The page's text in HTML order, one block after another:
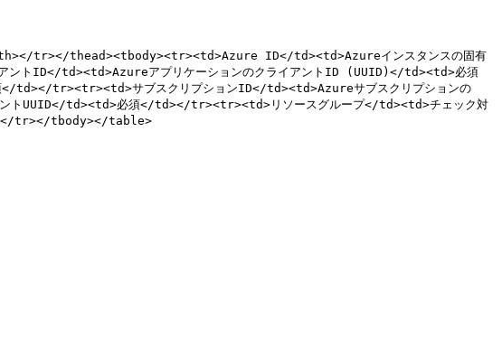
tr></thead><tbody><tr><td>Azure ID</td><td>Azureインスタンスの固有
トID</td><td>AzureアプリケーションのクライアントID (UUID)</td><td>必須
td></tr><tr><td>サブスクリプションID</td><td>Azureサブスクリプションの
td><td>必須</td></tr><tr><td>リソースグループ</td><td>チェック対
td></tr></tbody></table>